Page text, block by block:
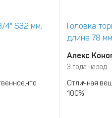
4" S32 мм,
Головка
длина 78
Алекс
3 года назад
Отличная
100%